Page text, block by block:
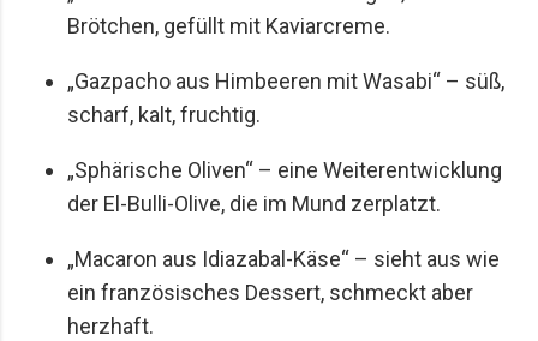
Brötchen, gefüllt mit Kaviarcreme.
„Gazpacho aus Himbeeren mit Wasabi“ – süß,
scharf, kalt, fruchtig.
„Sphärische Oliven“ – eine Weiterentwicklung
der El-Bulli-Olive, die im Mund zerplatzt.
„Macaron aus Idiazabal-Käse“ – sieht aus wie
ein französisches Dessert, schmeckt aber
herzhaft.